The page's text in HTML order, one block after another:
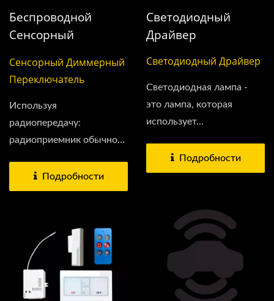
Беспроводной
Сенсорный
Переключатель
Сенсорный Диммерный
Переключатель
Используя
радиопередачу:
радиоприемник обычно
Подробности
Светодиодный
Драйвер
Светодиодный Драйвер
Светодиодная лампа -
это лампа, которая
использует...
Подробности